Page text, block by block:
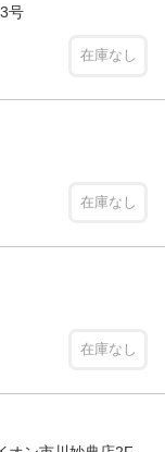
号
在庫なし
在庫なし
在庫なし